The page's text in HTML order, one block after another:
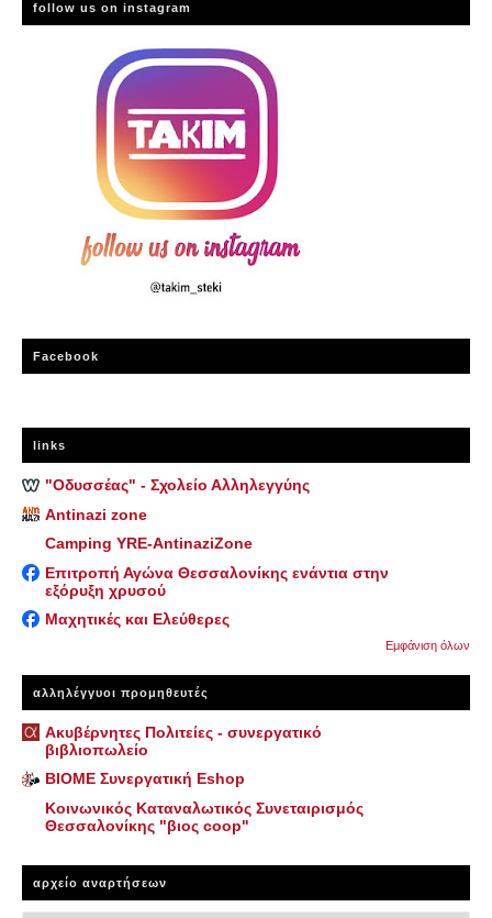
follow us on instagram
Facebook
links
"Οδυσσέας" - Σχολείο Αλληλεγγύης
Antinazi zone
Camping YRE-AntinaziZone
Επιτροπή Αγώνα Θεσσαλονίκης ενάντια στην
εξόρυξη χρυσού
Μαχητικές και Ελεύθερες
Εμφάνιση όλων
αλληλέγγυοι προμηθευτές
Ακυβέρνητες Πολιτείες - συνεργατικό
βιβλιοπωλείο
ΒΙΟΜΕ Συνεργατική Eshop
Κοινωνικός Καταναλωτικός Συνεταιρισμός
Θεσσαλονίκης "βιος coop"
αρχείο αναρτήσεων